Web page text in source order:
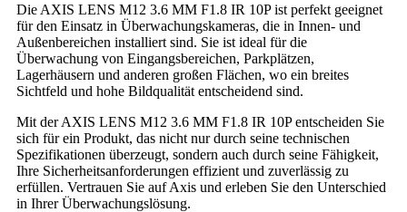
Die AXIS LENS M12 3.6 MM F1.8 IR 10P ist perfekt geeignet
für den Einsatz in Überwachungskameras, die in Innen- und
Außenbereichen installiert sind. Sie ist ideal für die
Überwachung von Eingangsbereichen, Parkplätzen,
Lagerhäusern und anderen großen Flächen, wo ein breites
Sichtfeld und hohe Bildqualität entscheidend sind.
Mit der AXIS LENS M12 3.6 MM F1.8 IR 10P entscheiden Sie
sich für ein Produkt, das nicht nur durch seine technischen
Spezifikationen überzeugt, sondern auch durch seine Fähigkeit,
Ihre Sicherheitsanforderungen effizient und zuverlässig zu
erfüllen. Vertrauen Sie auf Axis und erleben Sie den Unterschied
in Ihrer Überwachungslösung.